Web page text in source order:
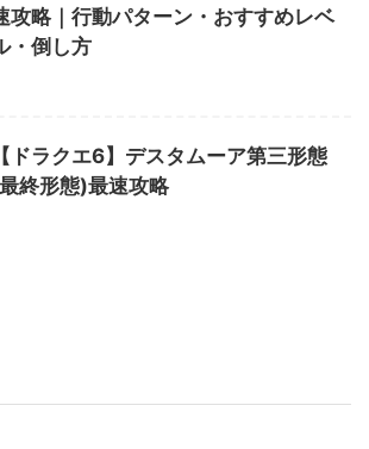
攻略｜行動パターン・おすすめレベ
・倒し方
【ドラクエ6】デスタムーア第三形態
終形態)最速攻略